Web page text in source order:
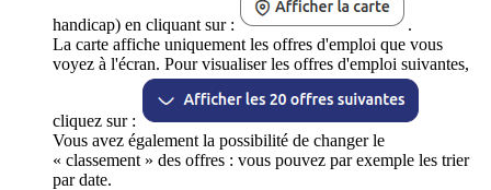
handicap) en cliquant sur :
.
La carte affiche uniquement les offres d'emploi que vous
voyez à l'écran. Pour visualiser les offres d'emploi suivantes,
cliquez sur :
Vous avez également la possibilité de changer le
« classement » des offres : vous pouvez par exemple les trier
par date.